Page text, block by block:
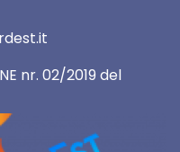
nr. 02/2019 del